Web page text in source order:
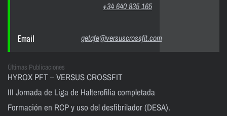
+34 640 835 165
Email getafe@versuscrossfit.com
Últimas Publicaciones
HYROX PFT – VERSUS CROSSFIT
III Jornada de Liga de Halterofilia completada
Formación en RCP y uso del desfibrilador (DESA).